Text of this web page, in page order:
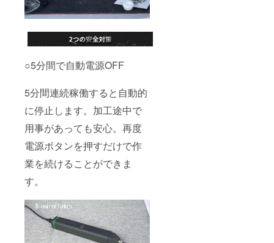
○5分間で自動電源OFF
5分間連続稼働すると自動的
に停止します。加工途中で
用事があっても安心。再度
電源ボタンを押すだけで作
業を続けることができま
す。